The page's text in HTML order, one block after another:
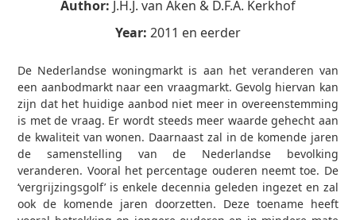
Author: J.H.J. van Aken & D.F.A. Kerkhof
Year: 2011 en eerder
De Nederlandse woningmarkt is aan het veranderen van
een aanbodmarkt naar een vraagmarkt. Gevolg hiervan kan
zijn dat het huidige aanbod niet meer in overeenstemming
is met de vraag. Er wordt steeds meer waarde gehecht aan
de kwaliteit van wonen. Daarnaast zal in de komende jaren
de samenstelling van de Nederlandse bevolking
veranderen. Vooral het percentage ouderen neemt toe. De
‘vergrijzingsgolf’ is enkele decennia geleden ingezet en zal
ook de komende jaren doorzetten. Deze toename heeft